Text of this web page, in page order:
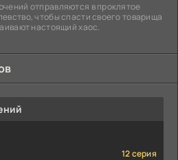
отправляются в проклятое
чтобы спасти своего товарища
настоящий хаос.
12 серия